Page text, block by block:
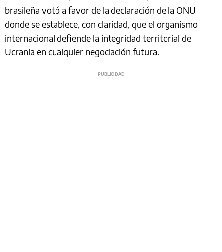
brasileña votó a favor de la declaración de la ONU
donde se establece, con claridad, que el organismo
internacional defiende la integridad territorial de
Ucrania en cualquier negociación futura.